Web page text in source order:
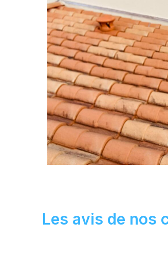
Les avis de nos